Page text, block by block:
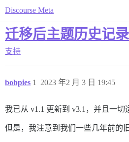
Discourse Meta
迁移后主题历史记
支持
bobpies 2023 年2 月 3 日 19:45
1
我已从 v1.1 更新到 v3.1，并且一切
但是，我注意到我们一些几年前的